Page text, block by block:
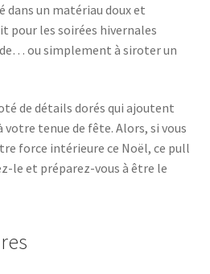
dans un matériau doux et
les soirées hivernales
ou simplement à siroter un
de détails dorés qui ajoutent
tenue de fête. Alors, si vous
force intérieure ce Noël, ce pull
le et préparez-vous à être le